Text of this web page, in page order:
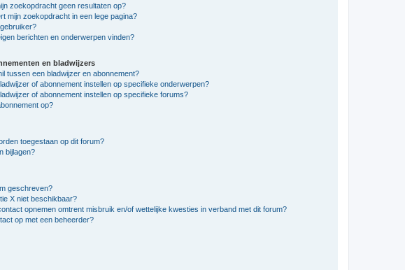
zoekopdracht geen resultaten op?
mijn zoekopdracht in een lege pagina?
berichten en onderwerpen vinden?
en bladwijzers
tussen een bladwijzer en abonnement?
of abonnement instellen op specifieke onderwerpen?
of abonnement instellen op specifieke forums?
op?
toegestaan op dit forum?
bijlagen?
geschreven?
X niet beschikbaar?
opnemen omtrent misbruik en/of wettelijke kwesties in verband met dit forum?
op met een beheerder?